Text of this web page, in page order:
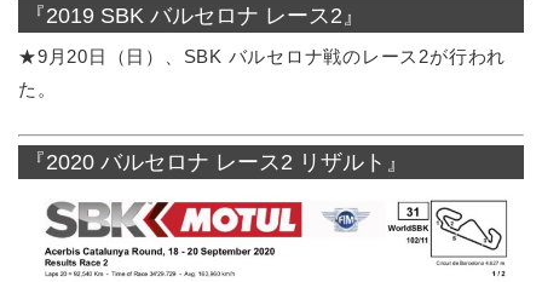
『2019 SBK バルセロナ レース2』
★9月20日（日）、SBK バルセロナ戦のレース2が行われ
た。
『2020 バルセロナ レース2 リザルト』